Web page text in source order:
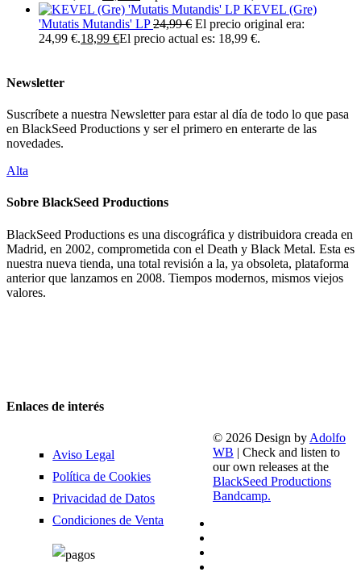
KEVEL (Gre)
'Mutatis Mutandis' LP 24,99€ El precio original era:
24,99 €.18,99 €El precio actual es: 18,99 €.
Newsletter
Suscríbete a nuestra Newsletter para estar al día de todo lo que pasa
en BlackSeed Productions y ser el primero en enterarte de las
novedades.
Alta
Sobre BlackSeed Productions
BlackSeed Productions es una discográfica y distribuidora creada en
Madrid, en 2002, comprometida con el Death y Black Metal. Esta es
nuestra nueva tienda, una total revisión a la, ya obsoleta, plataforma
anterior que lanzamos en 2008. Tiempos modernos, mismos viejos
valores.
Enlaces de interés
Aviso Legal
Política de Cookies
Privacidad de Datos
Condiciones de Venta
© 2026 Design by Adolfo
WB | Check and listen to
our own releases at the
BlackSeed Productions
Bandcamp.